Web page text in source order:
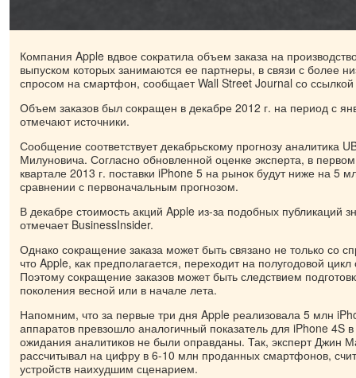
Компания Apple вдвое сократила объем заказа на
выпуском которых занимаются ее партнеры, в связи с более
спросом на смартфон, сообщает Wall Street Journal со
Объем заказов был сокращен в декабре 2012 г. на период с
отмечают источники.
Сообщение соответствует декабрьскому прогнозу аналитика
Милуновича. Согласно обновленной оценке эксперта, в
квартале 2013 г. поставки iPhone 5 на рынок будут ниже на 5
сравнении с первоначальным прогнозом.
В декабре стоимость акций Apple из-за подобных публикаций
отмечает BusinessInsider.
Однако сокращение заказа может быть связано не только со
что Apple, как предполагается, переходит на полугодовой
Поэтому сокращение заказов может быть следствием
поколения весной или в начале лета.
Напомним, что за первые три дня Apple реализовала 5 млн
аппаратов превзошло аналогичный показатель для iPhone 4S
ожидания аналитиков не были оправданы. Так, эксперт Джин
рассчитывал на цифру в 6-10 млн проданных смартфонов,
устройств наихудшим сценарием.